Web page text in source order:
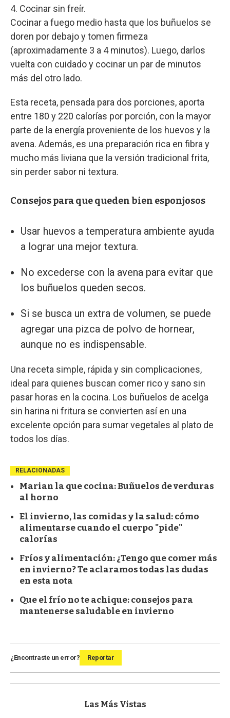
4. Cocinar sin freír.
Cocinar a fuego medio hasta que los buñuelos se
doren por debajo y tomen firmeza
(aproximadamente 3 a 4 minutos). Luego, darlos
vuelta con cuidado y cocinar un par de minutos
más del otro lado.
Esta receta, pensada para dos porciones, aporta
entre 180 y 220 calorías por porción, con la mayor
parte de la energía proveniente de los huevos y la
avena. Además, es una preparación rica en fibra y
mucho más liviana que la versión tradicional frita,
sin perder sabor ni textura.
Consejos para que queden bien esponjosos
Usar huevos a temperatura ambiente ayuda
a lograr una mejor textura.
No excederse con la avena para evitar que
los buñuelos queden secos.
Si se busca un extra de volumen, se puede
agregar una pizca de polvo de hornear,
aunque no es indispensable.
Una receta simple, rápida y sin complicaciones,
ideal para quienes buscan comer rico y sano sin
pasar horas en la cocina. Los buñuelos de acelga
sin harina ni fritura se convierten así en una
excelente opción para sumar vegetales al plato de
todos los días.
RELACIONADAS
Marian la que cocina: Buñuelos de verduras
al horno
El invierno, las comidas y la salud: cómo
alimentarse cuando el cuerpo "pide"
calorías
Fríos y alimentación: ¿Tengo que comer más
en invierno? Te aclaramos todas las dudas
en esta nota
Que el frío no te achique: consejos para
mantenerse saludable en invierno
¿Encontraste un error? Reportar
Las Más Vistas